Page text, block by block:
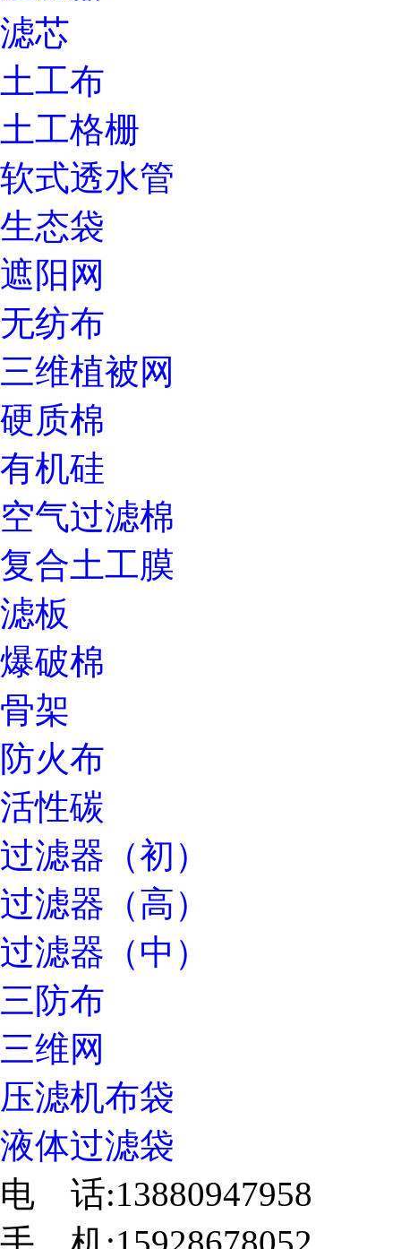
滤芯
土工布
土工格栅
软式透水管
生态袋
遮阳网
无纺布
三维植被网
硬质棉
有机硅
空气过滤棉
复合土工膜
滤板
爆破棉
骨架
防火布
活性碳
过滤器（初）
过滤器（高）
过滤器（中）
三防布
三维网
压滤机布袋
液体过滤袋
电 话:13880947958